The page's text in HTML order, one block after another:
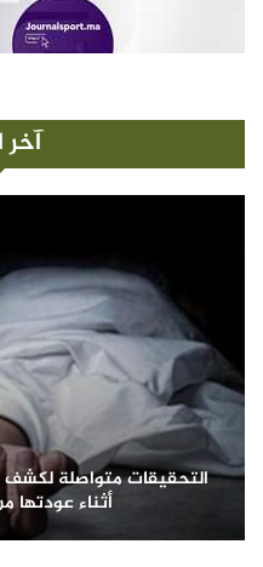
آخر
التحقيقات متواصلة
أثناء عودتها